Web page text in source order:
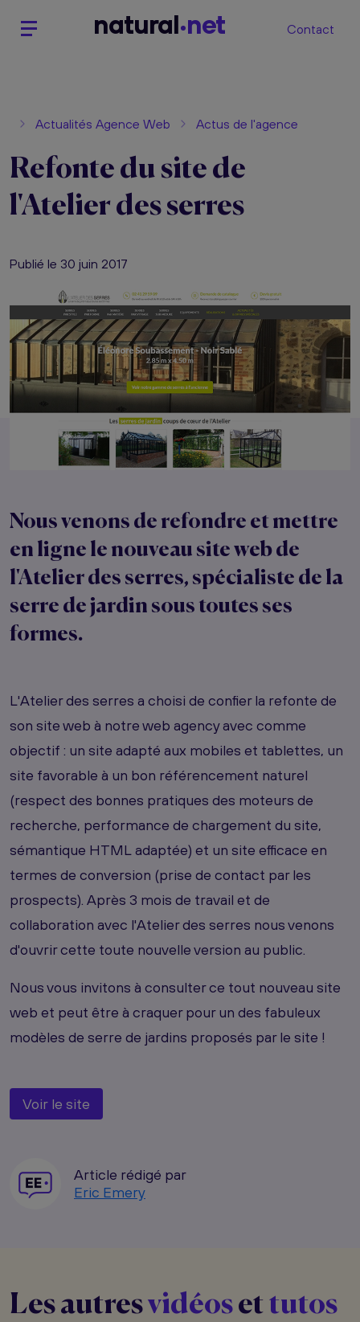
natural net Contact
Actualités Agence Web Actus de l'agence
Refonte du site de
l'Atelier des serres
Publié le 30 juin 2017
Nous venons de refondre et mettre
en ligne le nouveau site web de
l'Atelier des serres, spécialiste de la
serre de jardin sous toutes ses
formes.
L'Atelier des serres a choisi de confier la refonte de
son site web à notre web agency avec comme
objectif : un site adapté aux mobiles et tablettes, un
site favorable à un bon référencement naturel
(respect des bonnes pratiques des moteurs de
recherche, performance de chargement du site,
sémantique HTML adaptée) et un site efficace en
termes de conversion (prise de contact par les
prospects). Après 3 mois de travail et de
collaboration avec l'Atelier des serres nous venons
d'ouvrir cette toute nouvelle version au public.
Nous vous invitons à consulter ce tout nouveau site
web et peut être à craquer pour un des fabuleux
modèles de serre de jardins proposés par le site !
Voir le site
Article rédigé par
Eric Emery
Les autresvidéosettutos